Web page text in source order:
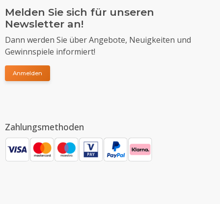
Melden Sie sich für unseren
Newsletter an!
Dann werden Sie über Angebote, Neuigkeiten und
Gewinnspiele informiert!
Anmelden
Zahlungsmethoden